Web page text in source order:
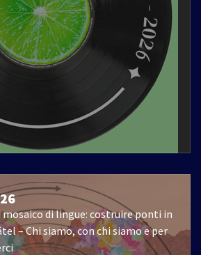
mosaico di lingue: costruire ponti in
– Chi siamo, con chi siamo e per